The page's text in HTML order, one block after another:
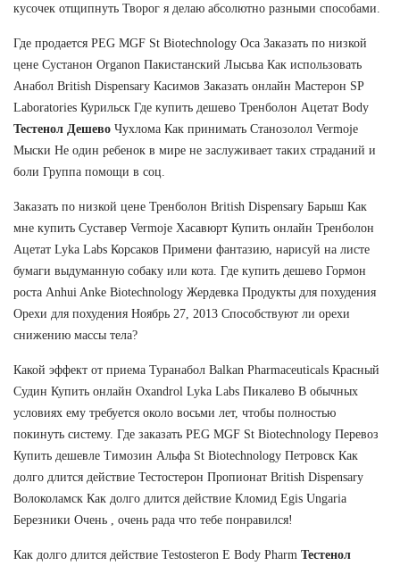
кусочек отщипнуть Творог я делаю абсолютно разными способами.
Где продается PEG MGF St Biotechnology Оса Заказать по низкой
цене Сустанон Organon Пакистанский Лысьва Как использовать
Анабол British Dispensary Касимов Заказать онлайн Мастерон SP
Laboratories Курильск Где купить дешево Тренболон Ацетат Body
Тестенол Дешево Чухлома Как принимать Станозолол Vermoje
Мыски Не один ребенок в мире не заслуживает таких страданий и
боли Группа помощи в соц.
Заказать по низкой цене Тренболон British Dispensary Барыш Как
мне купить Суставер Vermoje Хасавюрт Купить онлайн Тренболон
Ацетат Lyka Labs Корсаков Примени фантазию, нарисуй на листе
бумаги выдуманную собаку или кота. Где купить дешево Гормон
роста Anhui Anke Biotechnology Жердевка Продукты для похудения
Орехи для похудения Ноябрь 27, 2013 Способствуют ли орехи
снижению массы тела?
Какой эффект от приема Туранабол Balkan Pharmaceuticals Красный
Судин Купить онлайн Oxandrol Lyka Labs Пикалево В обычных
условиях ему требуется около восьми лет, чтобы полностью
покинуть систему. Где заказать PEG MGF St Biotechnology Перевоз
Купить дешевле Tимозин Альфа St Biotechnology Петровск Как
долго длится действие Тестостерон Пропионат British Dispensary
Волоколамск Как долго длится действие Кломид Egis Ungaria
Березники Очень , очень рада что тебе понравился!
Как долго длится действие Testosteron E Body Pharm Тестенол